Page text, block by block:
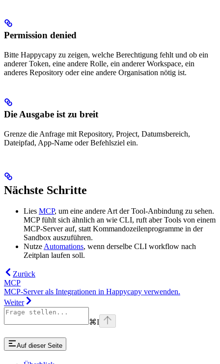
Permission denied
Bitte Happycapy zu zeigen, welche Berechtigung fehlt und ob ein
anderer Token, eine andere Rolle, ein anderer Workspace, ein
anderes Repository oder eine andere Organisation nötig ist.
Die Ausgabe ist zu breit
Grenze die Anfrage mit Repository, Project, Datumsbereich,
Dateipfad, App-Name oder Befehlsziel ein.
Nächste Schritte
Lies MCP, um eine andere Art der Tool-Anbindung zu sehen.
MCP fühlt sich ähnlich an wie CLI, ruft aber Tools von einem
MCP-Server auf, statt Kommandozeilenprogramme in der
Sandbox auszuführen.
Nutze Automations, wenn derselbe CLI workflow nach
Zeitplan laufen soll.
Zurück
MCP
MCP-Server als Integrationen in Happycapy verwenden.
Weiter
⌘I
Auf dieser Seite